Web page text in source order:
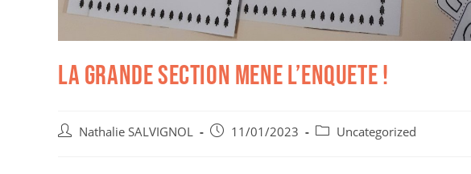
LA GRANDE SECTION MENE L’ENQUETE !
Nathalie SALVIGNOL 11/01/2023 Uncategorized